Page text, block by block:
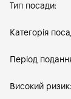
Тип посади:
Категорія
Період
Високий ризик: